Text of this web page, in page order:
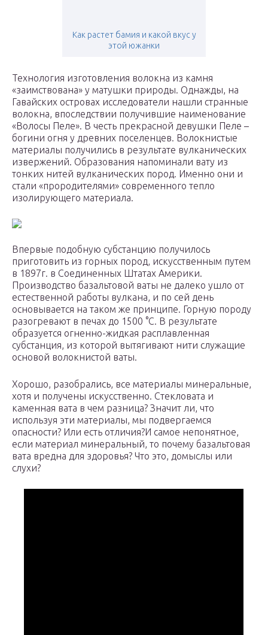
Как растет бамия и какой вкус у
этой южанки
Технология изготовления волокна из камня
«заимствована» у матушки природы. Однажды, на
Гавайских островах исследователи нашли странные
волокна, впоследствии получившие наименование
«Волосы Пеле». В честь прекрасной девушки Пеле –
богини огня у древних поселенцев. Волокнистые
материалы получились в результате вулканических
извержений. Образования напоминали вату из
тонких нитей вулканических пород. Именно они и
стали «прородителями» современного тепло
изолирующего материала.
Впервые подобную субстанцию получилось
приготовить из горных пород, искусственным путем
в 1897г. в Соединенных Штатах Америки.
Производство базальтовой ваты не далеко ушло от
естественной работы вулкана, и по сей день
основывается на таком же принципе. Горную породу
разогревают в печах до 1500 °С. В результате
образуется огненно-жидкая расплавленная
субстанция, из которой вытягивают нити служащие
основой волокнистой ваты.
Хорошо, разобрались, все материалы минеральные,
хотя и получены искусственно. Стекловата и
каменная вата в чем разница? Значит ли, что
используя эти материалы, мы подвергаемся
опасности? Или есть отличия?И самое непонятное,
если материал минеральный, то почему базальтовая
вата вредна для здоровья? Что это, домыслы или
слухи?